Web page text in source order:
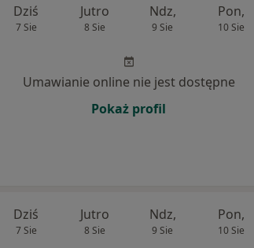
Dziś
7 Sie
Jutro
8 Sie
Ndz,
9 Sie
Pon,
10 Sie
Umawianie online nie jest dostępne
Pokaż profil
Dziś
7 Sie
Jutro
8 Sie
Ndz,
9 Sie
Pon,
10 Sie